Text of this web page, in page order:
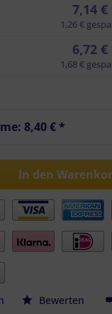
7,14 €
1,26 €
6,72 €
1,68 €
8,40 €*
In den
Bewerten